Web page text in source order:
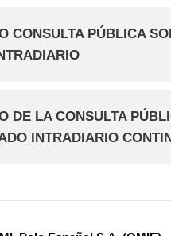
CONSULTA PÚBLICA
DE LA CONSULTA
INTRADIARIO